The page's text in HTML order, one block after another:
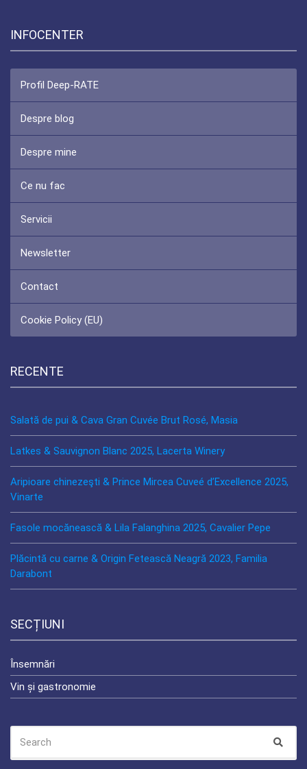
INFOCENTER
Profil Deep-RATE
Despre blog
Despre mine
Ce nu fac
Servicii
Newsletter
Contact
Cookie Policy (EU)
RECENTE
Salată de pui & Cava Gran Cuvée Brut Rosé, Masia
Latkes & Sauvignon Blanc 2025, Lacerta Winery
Aripioare chinezeşti & Prince Mircea Cuveé d’Excellence 2025,
Vinarte
Fasole mocănească & Lila Falanghina 2025, Cavalier Pepe
Plăcintă cu carne & Origin Fetească Neagră 2023, Familia
Darabont
SECȚIUNI
Însemnări
Vin și gastronomie
FOR: